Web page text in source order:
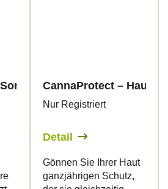
LSF 10 mit
CannaProtect –
Nur Registriert
Detail
Gönnen Sie Ihrer Haut
ganzjährigen Schutz,